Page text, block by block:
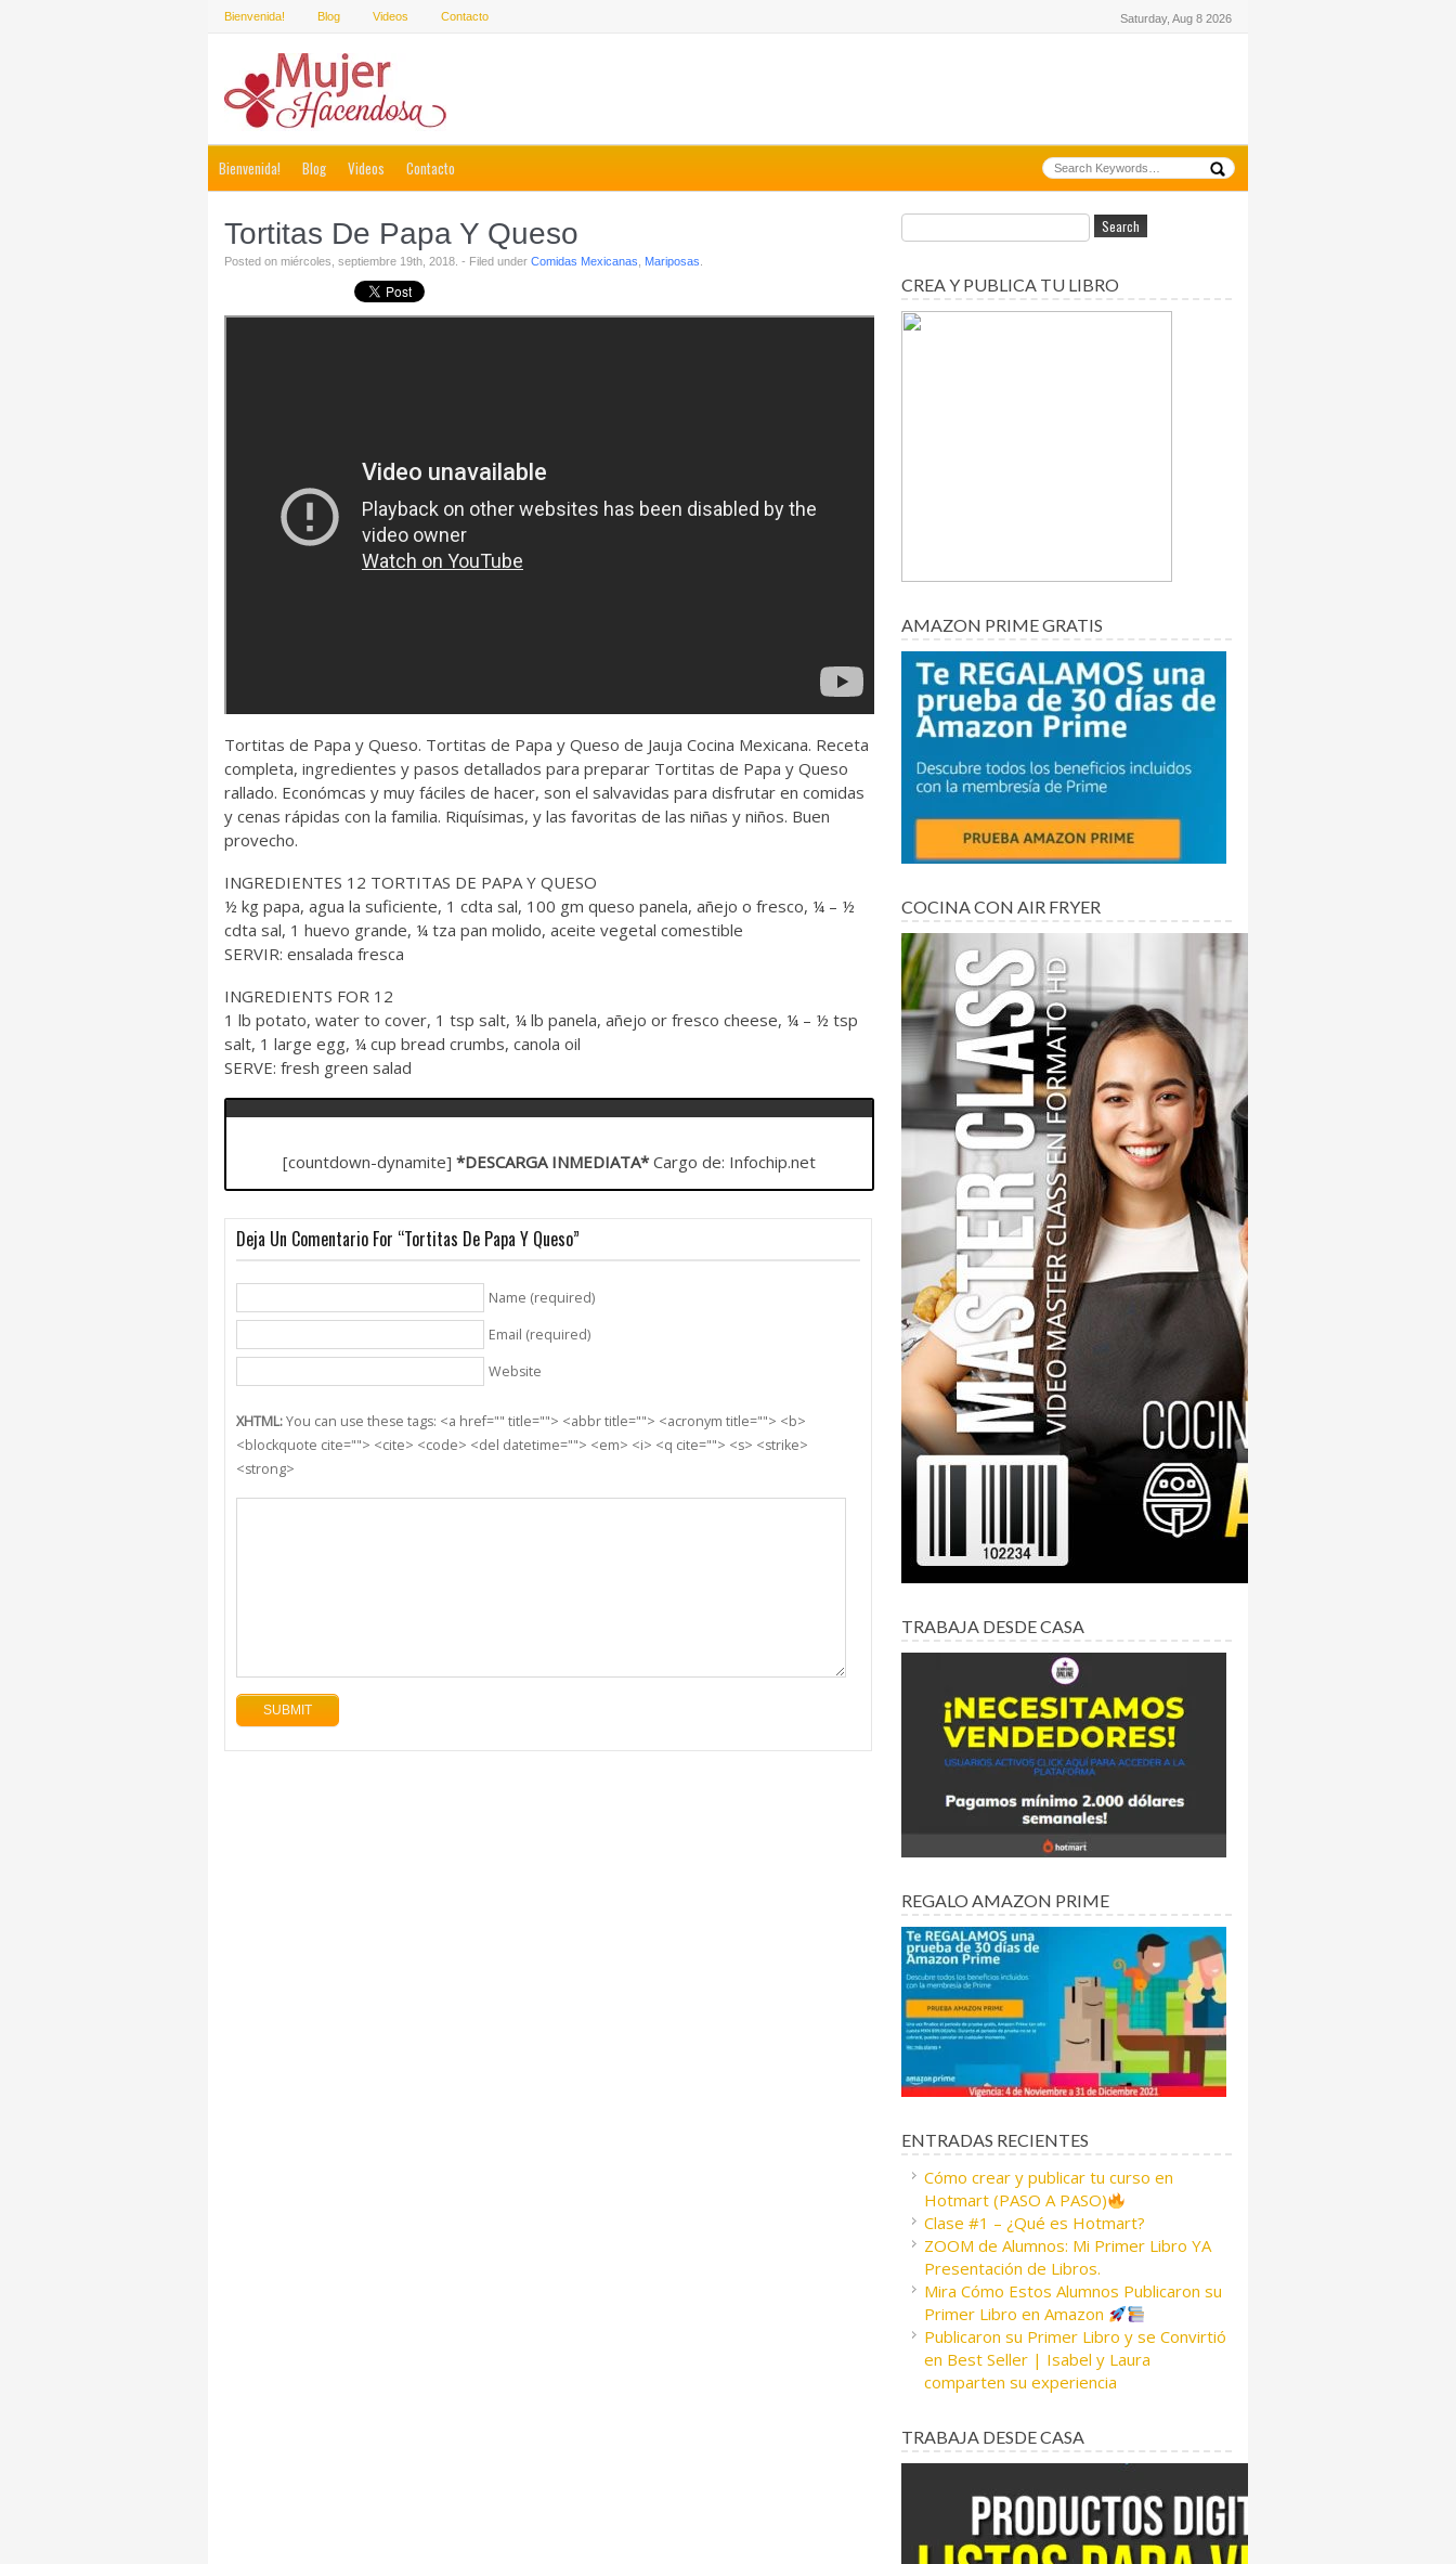
Bienvenida! Blog Videos Contacto Saturday, Aug 8 2026
Bienvenida! Blog Videos Contacto
Tortitas De Papa Y Queso
Posted on miércoles, septiembre 19th, 2018. - Filed under Comidas Mexicanas Mariposas
Tortitas de Papa y Queso. Tortitas de Papa y Queso de Jauja Cocina Mexicana. Receta
completa, ingredientes y pasos detallados para preparar Tortitas de Papa y Queso
rallado. Económcas y muy fáciles de hacer, son el salvavidas para disfrutar en comidas
y cenas rápidas con la familia. Riquísimas, y las favoritas de las niñas y niños. Buen
provecho.
INGREDIENTES 12 TORTITAS DE PAPA Y QUESO
½ kg papa, agua la suficiente, 1 cdta sal, 100 gm queso panela, añejo o fresco, ¼ – ½
cdta sal, 1 huevo grande, ¼ tza pan molido, aceite vegetal comestible
SERVIR: ensalada fresca
INGREDIENTS FOR 12
1 lb potato, water to cover, 1 tsp salt, ¼ lb panela, añejo or fresco cheese, ¼ – ½ tsp
salt, 1 large egg, ¼ cup bread crumbs, canola oil
SERVE: fresh green salad
[countdown-dynamite] *DESCARGA INMEDIATA*Cargo de: Infochip.net
Deja Un Comentario For “Tortitas De Papa Y Queso”
Name (required)
Email (required)
Website
XHTML:You can use these tags: <a href="" title=""> <abbr title=""> <acronym title=""> <b>
<blockquote cite=""> <cite> <code> <del datetime=""> <em> <i> <q cite=""> <s> <strike>
<strong>
CREA Y PUBLICA TU LIBRO
AMAZON PRIME GRATIS
COCINA CON AIR FRYER
TRABAJA DESDE CASA
REGALO AMAZON PRIME
ENTRADAS RECIENTES
Cómo crear y publicar tu curso en
Hotmart (PASO A PASO)
Clase #1 – ¿Qué es Hotmart?
ZOOM de Alumnos: Mi Primer Libro YA
Presentación de Libros.
Mira Cómo Estos Alumnos Publicaron su
Primer Libro en Amazon
Publicaron su Primer Libro y se Convirtió
en Best Seller | Isabel y Laura
comparten su experiencia
TRABAJA DESDE CASA